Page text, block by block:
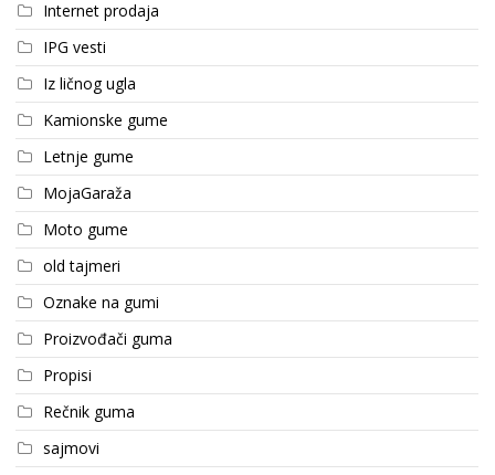
Internet prodaja
IPG vesti
Iz ličnog ugla
Kamionske gume
Letnje gume
MojaGaraža
Moto gume
old tajmeri
Oznake na gumi
Proizvođači guma
Propisi
Rečnik guma
sajmovi